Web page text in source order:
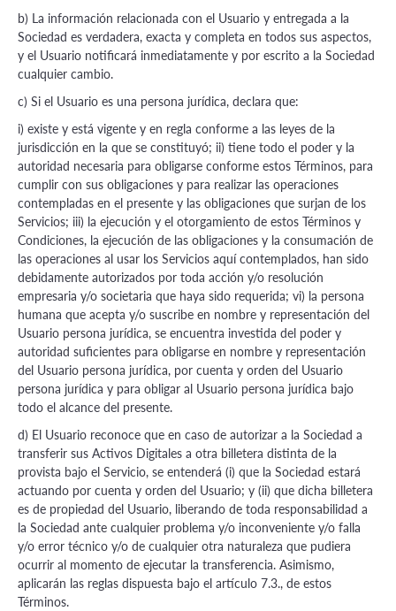
b) La información relacionada con el Usuario y entregada a la
Sociedad es verdadera, exacta y completa en todos sus aspectos,
y el Usuario notificará inmediatamente y por escrito a la Sociedad
cualquier cambio.
c) Si el Usuario es una persona jurídica, declara que:
i) existe y está vigente y en regla conforme a las leyes de la
jurisdicción en la que se constituyó; ii) tiene todo el poder y la
autoridad necesaria para obligarse conforme estos Términos, para
cumplir con sus obligaciones y para realizar las operaciones
contempladas en el presente y las obligaciones que surjan de los
Servicios; iii) la ejecución y el otorgamiento de estos Términos y
Condiciones, la ejecución de las obligaciones y la consumación de
las operaciones al usar los Servicios aquí contemplados, han sido
debidamente autorizados por toda acción y/o resolución
empresaria y/o societaria que haya sido requerida; vi) la persona
humana que acepta y/o suscribe en nombre y representación del
Usuario persona jurídica, se encuentra investida del poder y
autoridad suficientes para obligarse en nombre y representación
del Usuario persona jurídica, por cuenta y orden del Usuario
persona jurídica y para obligar al Usuario persona jurídica bajo
todo el alcance del presente.
d) El Usuario reconoce que en caso de autorizar a la Sociedad a
transferir sus Activos Digitales a otra billetera distinta de la
provista bajo el Servicio, se entenderá (i) que la Sociedad estará
actuando por cuenta y orden del Usuario; y (ii) que dicha billetera
es de propiedad del Usuario, liberando de toda responsabilidad a
la Sociedad ante cualquier problema y/o inconveniente y/o falla
y/o error técnico y/o de cualquier otra naturaleza que pudiera
ocurrir al momento de ejecutar la transferencia. Asimismo,
aplicarán las reglas dispuesta bajo el artículo 7.3., de estos
Términos.